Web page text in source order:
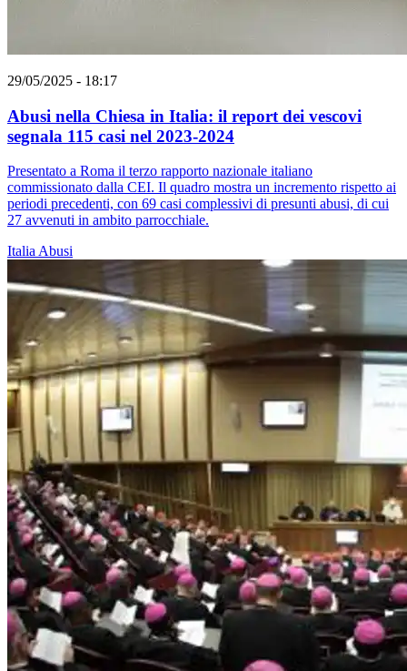
29/05/2025 - 18:17
Abusi nella Chiesa in Italia: il report dei vescovi
segnala 115 casi nel 2023-2024
Presentato a Roma il terzo rapporto nazionale italiano
commissionato dalla CEI. Il quadro mostra un incremento rispetto ai
periodi precedenti, con 69 casi complessivi di presunti abusi, di cui
27 avvenuti in ambito parrocchiale.
ItaliaAbusi